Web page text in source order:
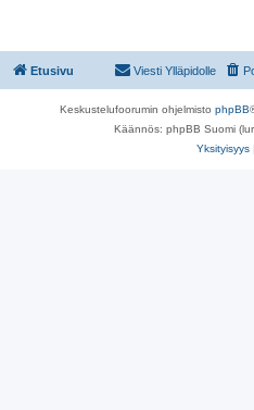
Etusivu Viesti Ylläpidolle
Keskustelufoorumin ohjelmisto phpBB
Käännös: phpBB Suomi
Yksityisyys